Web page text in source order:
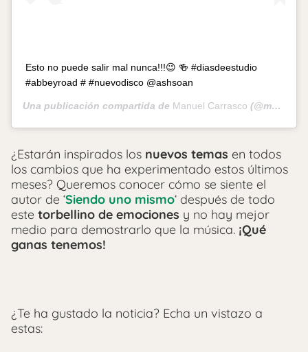
Esto no puede salir mal nunca!!!😉 🍻 #diasdeestudio
#abbeyroad # #nuevodisco @ashsoan
Una publicación compartida de Manuel Carrasco (@manuelcarrasco_) el
¿Estarán inspirados los nuevos temas en todos
los cambios que ha experimentado estos últimos
meses? Queremos conocer cómo se siente el
autor de ‘Siendo uno mismo‘ después de todo
este torbellino de emociones y no hay mejor
medio para demostrarlo que la música. ¡Qué
ganas tenemos!
¿Te ha gustado la noticia? Echa un vistazo a
estas: